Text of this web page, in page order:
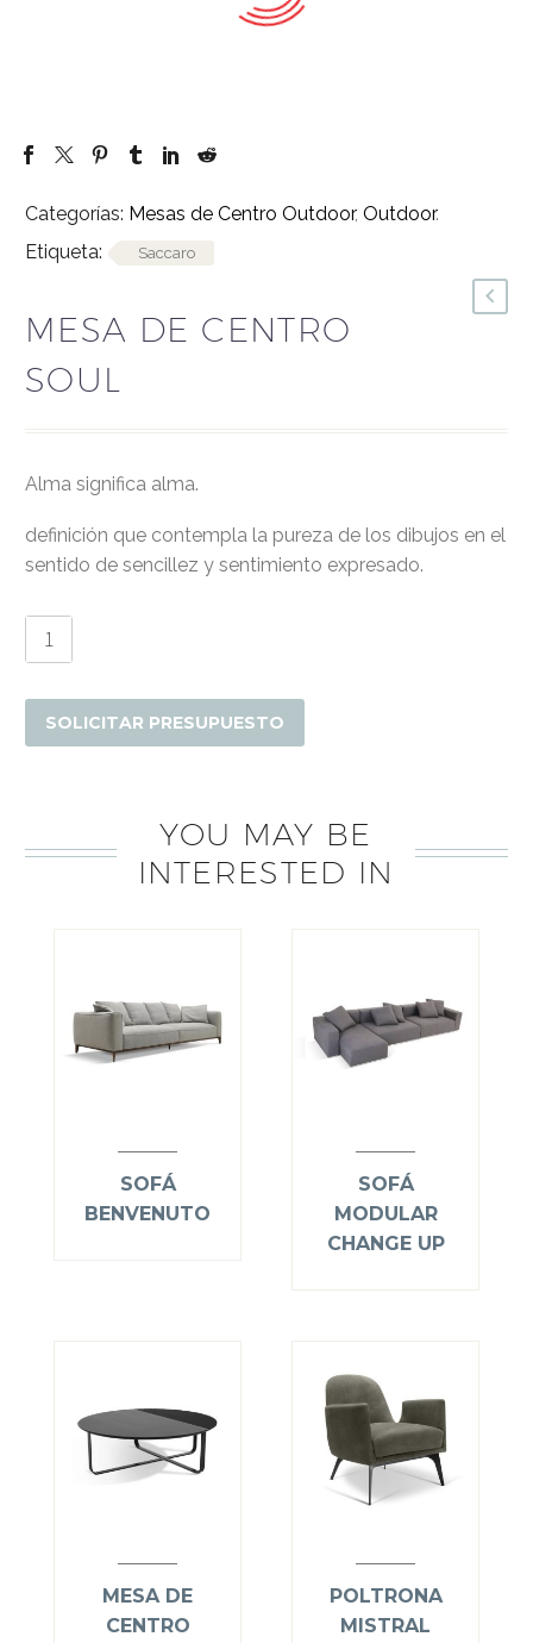
Categorías: Mesas de Centro Outdoor, Outdoor.
Etiqueta:
Saccaro
MESA DE CENTRO
SOUL
alma significa alma.
definición que contempla la pureza de los dibujos en el
sentido de sencillez y sentimiento expresado.
Mesa
de
Soul
cantidad
SOLICITAR PRESUPUESTO
YOU MAY BE
INTERESTED IN
SOFÁ
BENVENUTO
SOFÁ
MODULAR
CHANGE UP
MESA DE
CENTRO
POLTRONA
MISTRAL